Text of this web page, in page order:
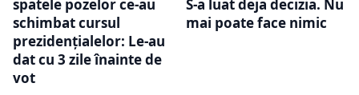
spatele pozelor ce-au
schimbat cursul
prezidențialelor: Le-au
dat cu 3 zile înainte de
vot
S-a luat deja decizia. Nu
mai poate face nimic